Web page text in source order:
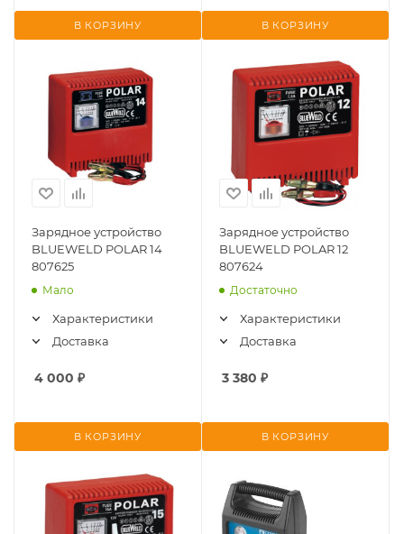
В КОРЗИНУ В КОРЗИНУ
Зарядное устройство
BLUEWELD POLAR 14
807625
Мало
Характеристики
Доставка
4 000 ₽
В КОРЗИНУ
Зарядное устройство
BLUEWELD POLAR 12
807624
Достаточно
Характеристики
Доставка
3 380 ₽
В КОРЗИНУ